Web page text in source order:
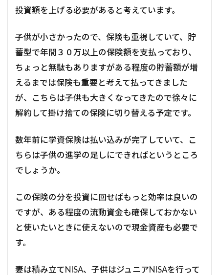
投資額を上げる必要があると考えています。
子供が小さかったので、保険も重視していて、貯
蓄型で年間３０万以上の保険額を支払っており、
ちょっと無駄もありますがある程度の貯蓄額が増
えるまでは保険も重要と考えて払ってきました
が、こちらは子供も大きくなってきたので徐々に
解約して掛け捨ての保険に切り替える予定です。
数年前に学資保険は払い込みが完了していて、こ
ちらは子供の進学の足しにできればというところ
でしょうか。
この保険の分を投資に回せばもっと効率は良いの
ですが、ある程度の流動資金も確保しておかない
と使いたいときに使えないので現金資産も必要で
す。
妻は積み立てNISA、子供はジュニアNISAを行って